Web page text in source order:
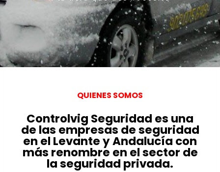
QUIENES SOMOS
Controlvig Seguridad es una
de las empresas de seguridad
en el Levante y Andalucía con
más renombre en el sector de
la seguridad privada.